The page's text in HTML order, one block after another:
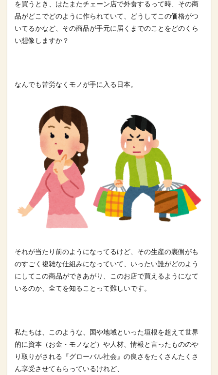
を買うとき、はたまたチェーン店で外食するって時、その商
品がどこでどのように作られていて、どうしてこの価格がつ
いてるかなど、その商品が手元に届くまでのことをどのくら
い想像しますか？
なんでも苦労なくモノが手に入る日本。
それが当たり前のようになってるけど、その生産の裏側がも
のすごく複雑な仕組みになっていて、いったい誰がどのよう
にしてこの商品ができあがり、このお店で買えるようになて
いるのか、全てを知ることって難しいです。
私たちは、このような、国や地域といった垣根を超えて世界
的に資本（お金・モノなど）や人材、情報と言ったもののや
り取りがされる『グローバル社会』の良さをたくさんたくさ
ん享受させてもらっているけれど、